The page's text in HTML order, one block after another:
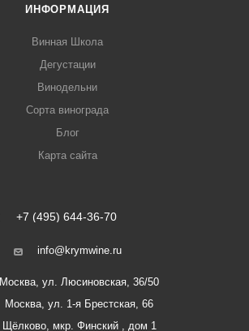
ИНФОРМАЦИЯ
Винная Школа
Дегустации
Винодельни
Сорта винограда
Блог
Карта сайта
+7 (495) 644-36-70
info@krymwine.ru
Москва, ул. Люсиновская, 36/50
Москва, ул. 1-я Брестская, 66
Щёлково, мкр. Финский , дом 1